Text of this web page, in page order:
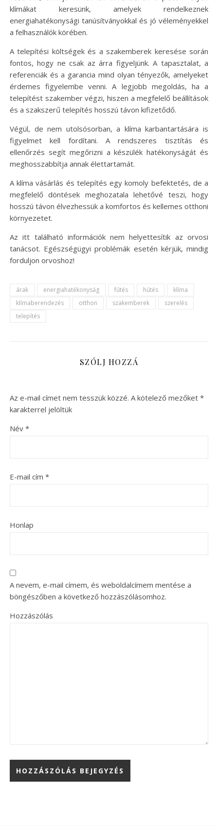
klímákat keresünk, amelyek rendelkeznek
energiahatékonysági tanúsítványokkal és jó véleményekkel
a felhasználók körében.
A telepítési költségek és a szakemberek keresése során
fontos, hogy ne csak az árra figyeljünk. A tapasztalat, a
referenciák és a garancia mind olyan tényezők, amelyeket
érdemes figyelembe venni. A legjobb megoldás, ha a
telepítést szakember végzi, hiszen a megfelelő beállítások
és a szakszerű telepítés hosszú távon kifizetődő.
Végül, de nem utolsósorban, a klíma karbantartására is
figyelmet kell fordítani. A rendszeres tisztítás és
ellenőrzés segít megőrizni a készülék hatékonyságát és
meghosszabbítja annak élettartamát.
A klíma vásárlás és telepítés egy komoly befektetés, de a
megfelelő döntések meghozatala lehetővé teszi, hogy
hosszú távon élvezhessük a komfortos és kellemes otthoni
környezetet.
Az itt található információk nem helyettesítik az orvosi
tanácsot. Egészségügyi problémák esetén kérjük, mindig
forduljon orvoshoz!
árak energiahatékonyság fűtés hűtés
klíma
klímaberendezés
otthon szakemberek
szerelés
telepítés
SZÓLJ HOZZÁ
Az e-mail címet nem tesszük közzé. A kötelező mezőket *
karakterrel jelöltük
Név *
E-mail cím *
Honlap
A nevem, e-mail címem, és weboldalcímem mentése a
böngészőben a következő hozzászólásomhoz.
Hozzászólás